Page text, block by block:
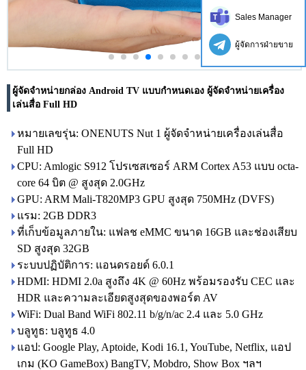
ผู้จัดจำหน่ายกล่อง Android TV แบบกำหนดเอง ผู้จัดจำหน่ายเครื่อง
เล่นสื่อ Full HD
หมายเลขรุ่น: ONENUTS Nut 1 ผู้จัดจำหน่ายเครื่องเล่นสื่อ
Full HD
CPU: Amlogic S912 โปรเซสเซอร์ ARM Cortex A53 แบบ octa-
core 64 บิต @ สูงสุด 2.0GHz
GPU: ARM Mali-T820MP3 GPU สูงสุด 750MHz (DVFS)
แรม: 2GB DDR3
ที่เก็บข้อมูลภายใน: แฟลช eMMC ขนาด 16GB และช่องเสียบ
SD สูงสุด 32GB
ระบบปฏิบัติการ: แอนดรอยด์ 6.0.1
HDMI: HDMI 2.0a สูงถึง 4K @ 60Hz พร้อมรองรับ CEC และ
HDR และความละเอียดสูงสุดของพอร์ต AV
WiFi: Dual Band WiFi 802.11 b/g/n/ac 2.4 และ 5.0 GHz
บลูทูธ: บลูทูธ 4.0
แอป: Google Play, Aptoide, Kodi 16.1, YouTube, Netflix, แอป
เกม (KO GameBox) BangTV, Mobdro, Show Box ฯลฯ
Sales Manager
ผู้จัดการฝ่ายขาย